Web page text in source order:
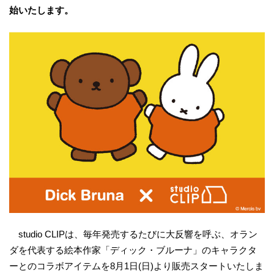
始いたします。
studio CLIPは、毎年発売するたびに大反響を呼ぶ、オラン
ダを代表する絵本作家「ディック・ブルーナ」のキャラクタ
ーとのコラボアイテムを8月1日(日)より販売スタートいたしま